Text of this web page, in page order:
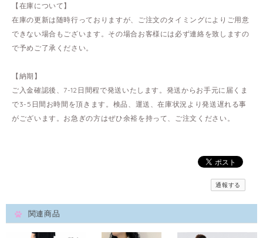
【在庫について】
在庫の更新は随時行っておりますが、ご注文のタイミングによりご用意
できない場合もございます。その場合お客様には必ず連絡を致しますの
で予めご了承ください。
【納期】
ご入金確認後、7-12日間程で発送いたします。発送からお手元に届くま
で3-5日間お時間を頂きます。検品、運送、在庫状況より発送遅れる事
がございます。お急ぎの方はぜひ余裕を持って、ご注文ください。
通報する
関連商品